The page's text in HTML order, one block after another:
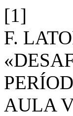
[1]
F.
AULA